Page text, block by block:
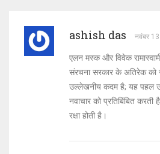
ashish das नवंबर
एलन मस्क और विवेक रामास्वामी
संरचना सरकार के अतिरेक को
उल्लेखनीय कदम है; यह पहल
नवाचार को प्रतिबिंबित करती
रक्षा होती है।